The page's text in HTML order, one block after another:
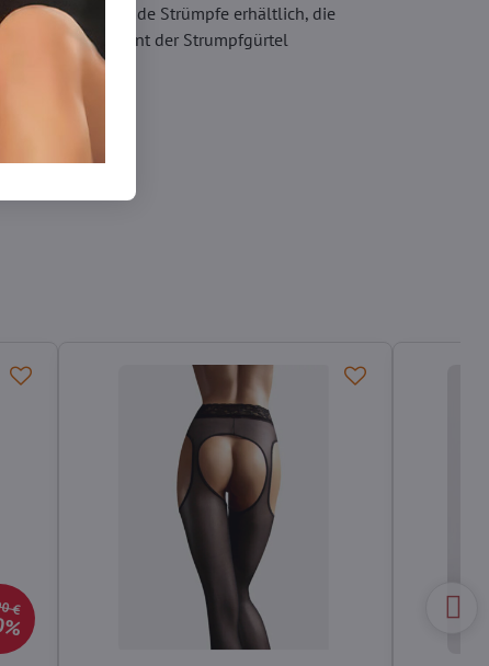
selbsttragende Strümpfe erhältlich, die
Grund dient der Strumpfgürtel
€